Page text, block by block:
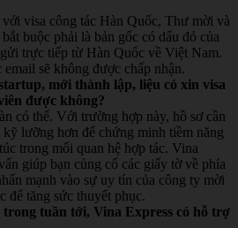
visa công tác Hàn Quốc, Thư mời và
buộc phải là bản gốc có dấu đỏ của
trực tiếp từ Hàn Quốc về Việt Nam.
email sẽ không được chấp nhận.
mới thành lập, liệu có xin visa
được không?
có thể. Với trường hợp này, hồ sơ cần
kỹ lưỡng hơn để chứng minh tiềm năng
trong mối quan hệ hợp tác. Vina
giúp bạn củng cố các giấy tờ về phía
mạnh vào sự uy tín của công ty mời
để tăng sức thuyết phục.
tuần tới, Vina Express có hỗ trợ